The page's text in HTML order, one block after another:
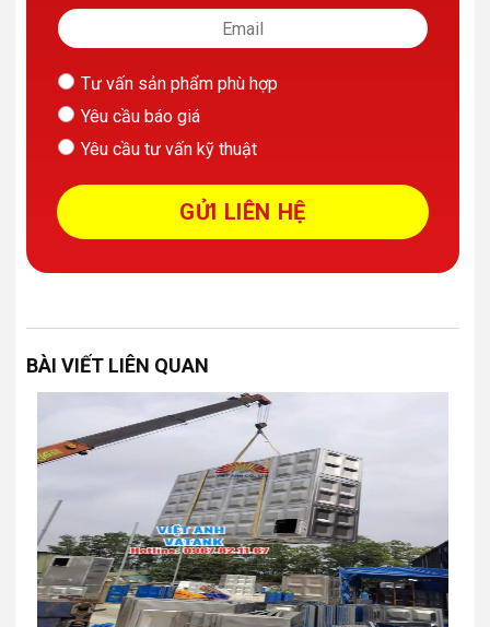
Tư vấn sản phẩm phù hợp
Yêu cầu báo giá
Yêu cầu tư vấn kỹ thuật
BÀI VIẾT LIÊN QUAN